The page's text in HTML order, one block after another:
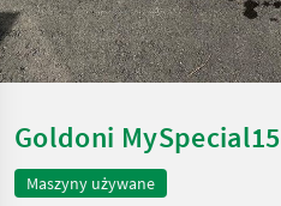
Goldoni MySpecial15
Maszyny używane